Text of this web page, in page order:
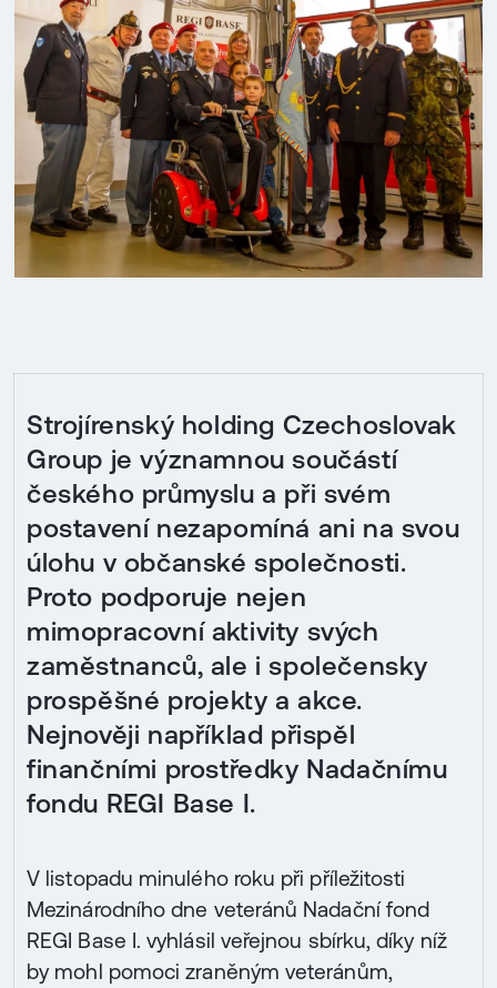
Strojírenský holding Czechoslovak
Group je významnou součástí
českého průmyslu a při svém
postavení nezapomíná ani na svou
úlohu v občanské společnosti.
Proto podporuje nejen
mimopracovní aktivity svých
zaměstnanců, ale i společensky
prospěšné projekty a akce.
Nejnověji například přispěl
finančními prostředky Nadačnímu
fondu REGI Base I.
V listopadu minulého roku při příležitosti
Mezinárodního dne veteránů Nadační fond
REGI Base I. vyhlásil veřejnou sbírku, díky níž
by mohl pomoci zraněným veteránům,